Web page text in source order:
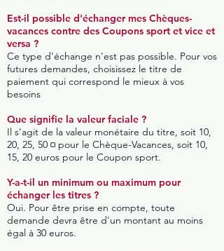
Est-il possible d'échanger mes Chèques-
vacances contre des Coupons sport et vice et
versa ?
Ce type d'échange n'est pas possible. Pour vos
futures demandes, choisissez le titre de
paiement qui correspond le mieux à vos
besoins
Que signifie la valeur faciale ?
Il s'agit de la valeur monétaire du titre, soit 10,
20, 25, 50 ¤ pour le Chèque-Vacances, soit 10,
15, 20 euros pour le Coupon sport.
Y-a-t-il un minimum ou maximum pour
échanger les titres ?
Oui. Pour être prise en compte, toute
demande devra être d'un montant au moins
égal à 30 euros.